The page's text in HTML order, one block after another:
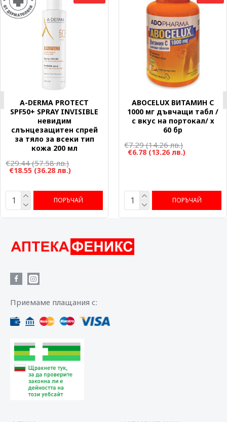
A-DERMA PROTECT
SPF50+ SPRAY INVISIBLE
невидим
слънцезащитен спрей
за тяло за всеки тип
кожа 200 мл
€18.55(36.28 лв.)
€29.44(57.58 лв.)
ПОРЪЧАЙ
ABOCELUX ВИТАМИН C
1000 мг дъвчащи табл /
с вкус на портокал/ х
60 бр
€6.78(13.26 лв.)
€7.29(14.26 лв.)
ПОРЪЧАЙ
Приемаме плащания с: